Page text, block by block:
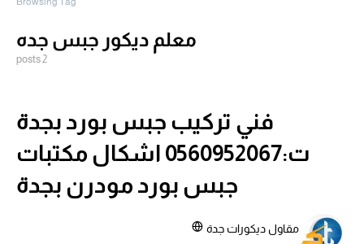
معلم ديكور جبس جده
2 posts
فني تركيب جبس بورد بجدة
ت:0560952067 اشكال مكتبات
جبس بورد مودرن بجدة
مقاول ديكورات جدة